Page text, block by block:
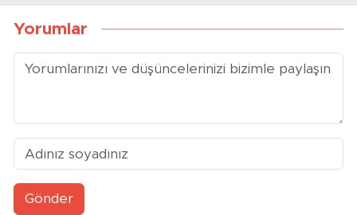
Yorumlar
Gönder